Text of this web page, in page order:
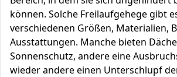
können. Solche Freilaufgehege gibt
verschiedenen Größen, Materialien,
Ausstattungen. Manche bieten
Sonnenschutz, andere eine
wieder andere einen Unterschlupf